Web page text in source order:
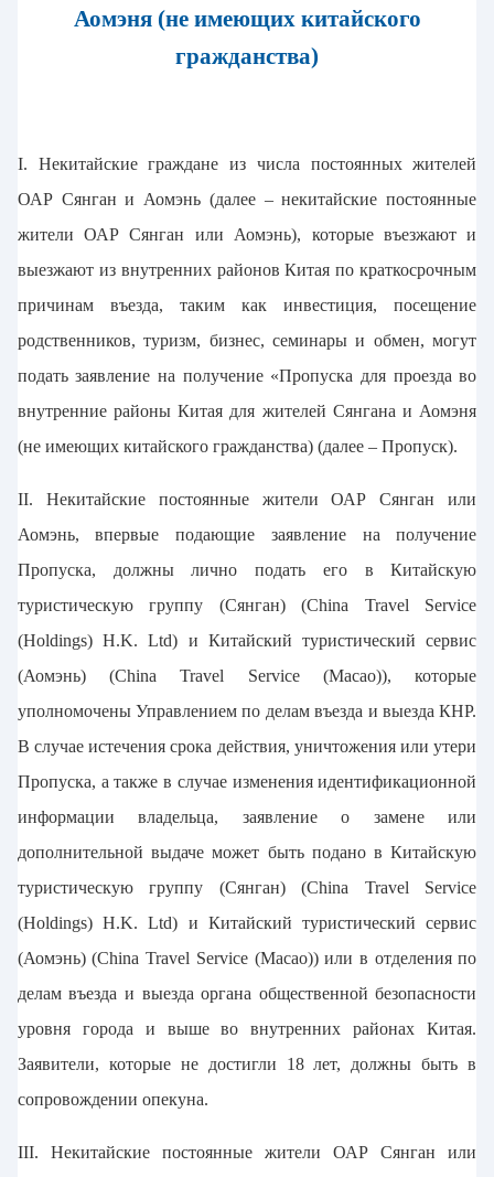
Аомэня (не имеющих китайского
гражданства)
I. Некитайские граждане из числа постоянных жителей
ОАР Сянган и Аомэнь (далее – некитайские постоянные
жители ОАР Сянган или Аомэнь), которые въезжают и
выезжают из внутренних районов Китая по краткосрочным
причинам въезда, таким как инвестиция, посещение
родственников, туризм, бизнес, семинары и обмен, могут
подать заявление на получение «Пропуска для проезда во
внутренние районы Китая для жителей Сянгана и Аомэня
(не имеющих китайского гражданства) (далее – Пропуск).
II. Некитайские постоянные жители ОАР Сянган или
Аомэнь, впервые подающие заявление на получение
Пропуска, должны лично подать его в Китайскую
туристическую группу (Сянган) (China Travel Service
(Holdings) H.K. Ltd) и Китайский туристический сервис
(Аомэнь) (China Travel Service (Macao)), которые
уполномочены Управлением по делам въезда и выезда КНР.
В случае истечения срока действия, уничтожения или утери
Пропуска, а также в случае изменения идентификационной
информации владельца, заявление о замене или
дополнительной выдаче может быть подано в Китайскую
туристическую группу (Сянган) (China Travel Service
(Holdings) H.K. Ltd) и Китайский туристический сервис
(Аомэнь) (China Travel Service (Macao)) или в отделения по
делам въезда и выезда органа общественной безопасности
уровня города и выше во внутренних районах Китая.
Заявители, которые не достигли 18 лет, должны быть в
сопровождении опекуна.
III. Некитайские постоянные жители ОАР Сянган или